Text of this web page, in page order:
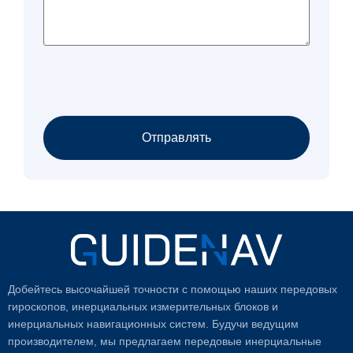
Отправлять
Добейтесь высочайшей точности с помощью наших передовых
гироскопов, инерциальных измерительных блоков и
инерциальных навигационных систем. Будучи ведущим
производителем, мы предлагаем передовые инерциальные